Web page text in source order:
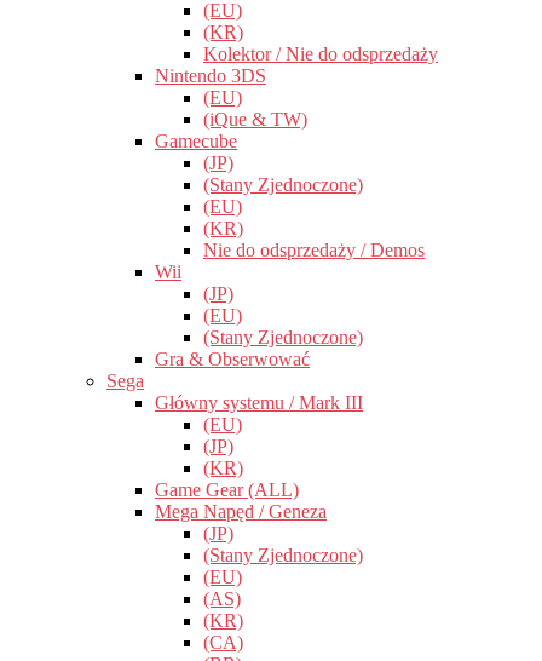
(EU)
(KR)
Kolektor / Nie do odsprzedaży
Nintendo 3DS
(EU)
(iQue & TW)
Gamecube
(JP)
(Stany Zjednoczone)
(EU)
(KR)
Nie do odsprzedaży / Demos
Wii
(JP)
(EU)
(Stany Zjednoczone)
Gra & Obserwować
Sega
Główny systemu / Mark III
(EU)
(JP)
(KR)
Game Gear (ALL)
Mega Napęd / Geneza
(JP)
(Stany Zjednoczone)
(EU)
(AS)
(KR)
(CA)